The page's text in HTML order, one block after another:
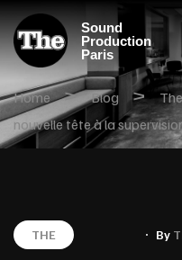
Sound
Production
Paris
Home > Blog > The
nouvelle tête à la
By
THE